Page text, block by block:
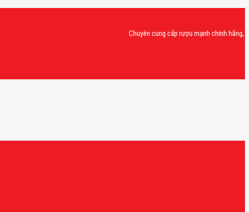
Chuyên cung cấp rượu mạnh chính hãng, rượu